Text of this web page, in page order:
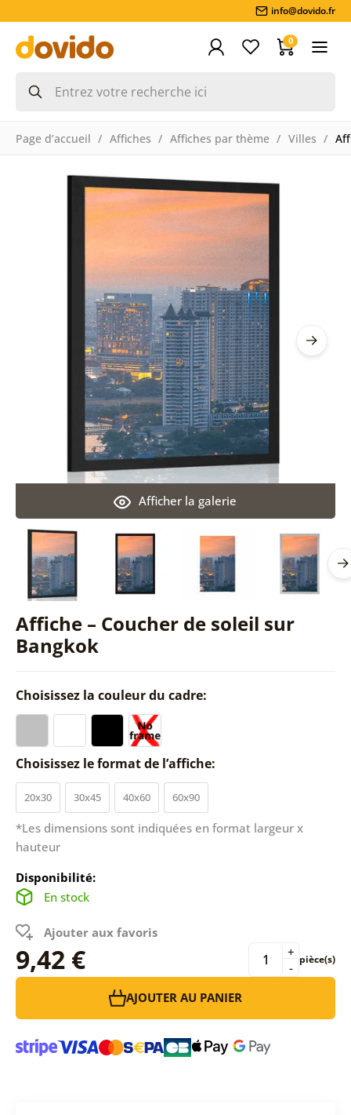
info@dovido.fr
0
Page d’accueil Affiches Affiches par thème Villes
Affiche – Coucher de soleil sur
Bangkok
Afficher la galerie
Choisissez la couleur du cadre:
Choisissez le format de l’affiche:
20x30 30x45 40x60 60x90
*Les dimensions sont indiquées en format largeur x
hauteur
Disponibilité:
En stock
Ajouter aux favoris
9,42 € -
+ pièce(s)
AJOUTER AU PANIER